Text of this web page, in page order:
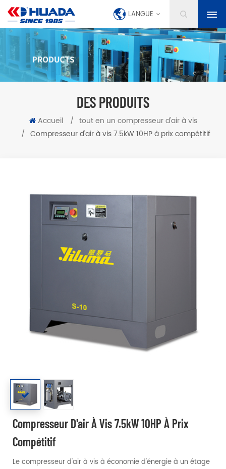
LANGUE
DES PRODUITS
Accueil / tout en un compresseur d'air à vis
/ Compresseur d'air à vis 7.5kW 10HP à prix compétitif
Compresseur D'air À Vis 7.5kW 10HP À Prix
Compétitif
Le compresseur d'air à vis à économie d'énergie à un étage